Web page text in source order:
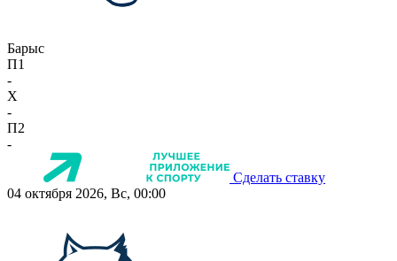
Барыс
П1
-
X
-
П2
-
Сделать ставку
04 октября 2026, Вс, 00:00